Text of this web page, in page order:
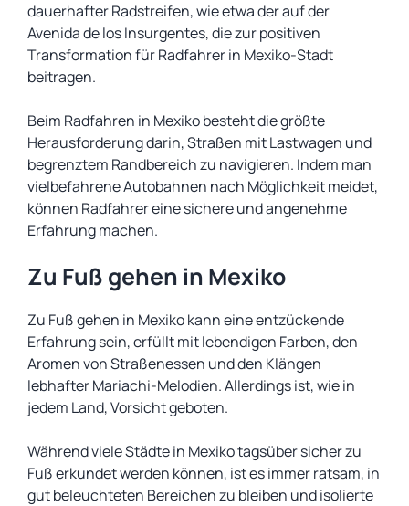
dauerhafter Radstreifen, wie etwa der auf der
Avenida de los Insurgentes, die zur positiven
Transformation für Radfahrer in Mexiko-Stadt
beitragen.
Beim Radfahren in Mexiko besteht die größte
Herausforderung darin, Straßen mit Lastwagen und
begrenztem Randbereich zu navigieren. Indem man
vielbefahrene Autobahnen nach Möglichkeit meidet,
können Radfahrer eine sichere und angenehme
Erfahrung machen.
Zu Fuß gehen in Mexiko
Zu Fuß gehen in Mexiko kann eine entzückende
Erfahrung sein, erfüllt mit lebendigen Farben, den
Aromen von Straßenessen und den Klängen
lebhafter Mariachi-Melodien. Allerdings ist, wie in
jedem Land, Vorsicht geboten.
Während viele Städte in Mexiko tagsüber sicher zu
Fuß erkundet werden können, ist es immer ratsam, in
gut beleuchteten Bereichen zu bleiben und isolierte